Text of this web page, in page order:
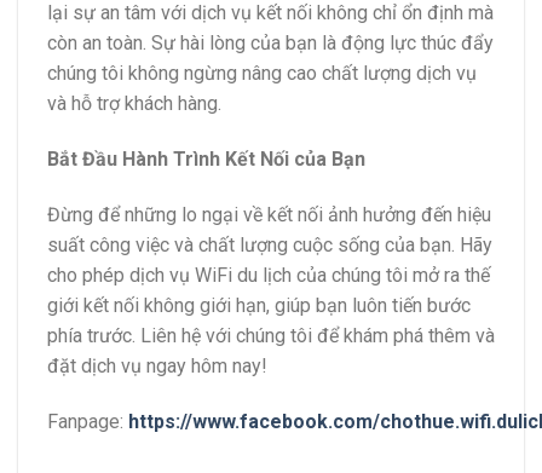
lại sự an tâm với dịch vụ kết nối không chỉ ổn định mà
còn an toàn. Sự hài lòng của bạn là động lực thúc đẩy
chúng tôi không ngừng nâng cao chất lượng dịch vụ
và hỗ trợ khách hàng.
Bắt Đầu Hành Trình Kết Nối của Bạn
Đừng để những lo ngại về kết nối ảnh hưởng đến hiệu
suất công việc và chất lượng cuộc sống của bạn. Hãy
cho phép dịch vụ WiFi du lịch của chúng tôi mở ra thế
giới kết nối không giới hạn, giúp bạn luôn tiến bước
phía trước. Liên hệ với chúng tôi để khám phá thêm và
đặt dịch vụ ngay hôm nay!
Fanpage: https://www.facebook.com/